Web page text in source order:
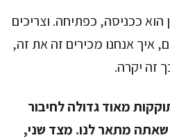
הוא ככניסה, כפתיחה. וצריכים
איך אנחנו מכירים זה את זה,
זה יקרה.
מאוד גדולה לחיבור
מתאר לנו. מצד שני,